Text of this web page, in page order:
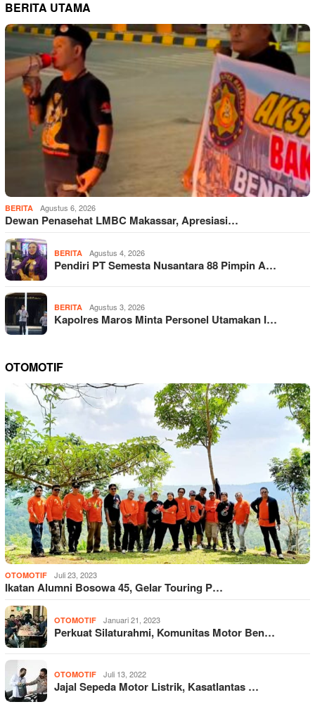
BERITA UTAMA
BERITA Agustus 6, 2026
Dewan Penasehat LMBC Makassar, Apresiasi…
BERITA Agustus 4, 2026
Pendiri PT Semesta Nusantara 88 Pimpin A…
BERITA Agustus 3, 2026
Kapolres Maros Minta Personel Utamakan I…
OTOMOTIF
OTOMOTIF Juli 23, 2023
Ikatan Alumni Bosowa 45, Gelar Touring P…
OTOMOTIF Januari 21, 2023
Perkuat Silaturahmi, Komunitas Motor Ben…
OTOMOTIF Juli 13, 2022
Jajal Sepeda Motor Listrik, Kasatlantas …